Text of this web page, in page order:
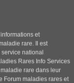
et
rare. Il est
national
Rares Info Services
rare dans leur
Forum maladies rares et